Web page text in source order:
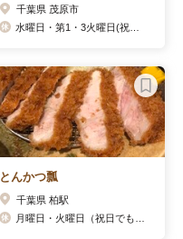
千葉県 茂原市
とんかつ瓢
千葉県 柏駅